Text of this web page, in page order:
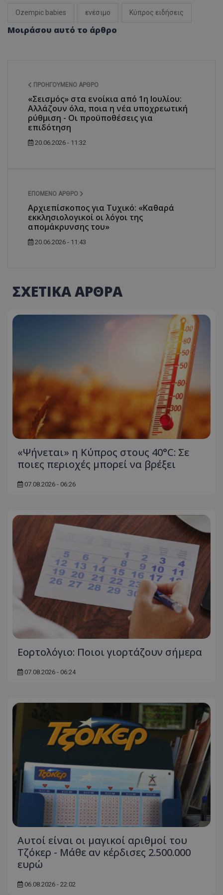
Ozempic babies ενέσιμο Κύπρος ειδήσεις
Μοιράσου αυτό το άρθρο
ΠΡΟΗΓΟΎΜΕΝΟ ΆΡΘΡΟ
«Σεισμός» στα ενοίκια από 1η Ιουλίου:
Αλλάζουν όλα, ποια η νέα υποχρεωτική
ρύθμιση - Οι προϋποθέσεις για
επιδότηση
20.06.2026 - 11:32
ΕΠΌΜΕΝΟ ΆΡΘΡΟ
Αρχιεπίσκοπος για Τυχικό: «Καθαρά
εκκλησιολογικοί οι λόγοι της
απομάκρυνσης του»
20.06.2026 - 11:43
ΣΧΕΤΙΚΑ ΑΡΘΡΑ
«Ψήνεται» η Κύπρος στους 40°C: Σε
ποιες περιοχές μπορεί να βρέξει
07.08.2026 - 06:26
Εορτολόγιο: Ποιοι γιορτάζουν σήμερα
07.08.2026 - 06:24
Αυτοί είναι οι μαγικοί αριθμοί του
Τζόκερ - Μάθε αν κέρδισες 2.500.000
ευρώ
06.08.2026 - 22:02